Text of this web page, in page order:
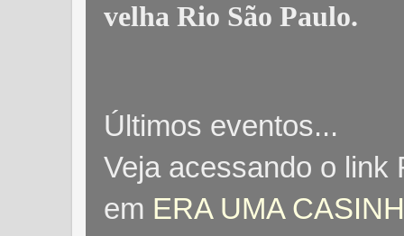
velha Rio São Paulo.
Últimos eventos...
Veja acessando o link
em ERA UMA